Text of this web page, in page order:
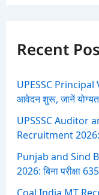
f
o
:
Recent
UPESSC Principal
आवेदन शुरू, जानें
UPSSSC Auditor
Recruitment 2026:
Punjab and Sind
2026: बिना परीक्षा
Coal India MT